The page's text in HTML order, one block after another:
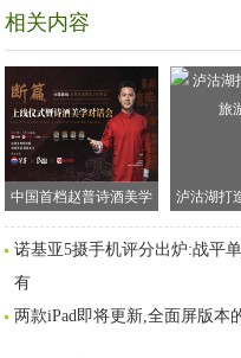
相关内容
中国首档赵普诗酒美学
文化节目《断篇》硬核
启动
泸沽湖打
诺基亚5摄手机评分出炉:战平
有
两款iPad即将更新,全面屏版本